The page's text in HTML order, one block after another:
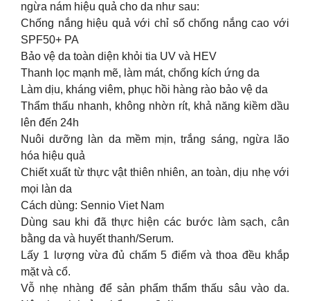
ngừa nám hiệu quả cho da như sau:
Chống nắng hiệu quả với chỉ số chống nắng cao với
SPF50+ PA
Bảo vệ da toàn diện khỏi tia UV và HEV
Thanh lọc mạnh mẽ, làm mát, chống kích ứng da
Làm dịu, kháng viêm, phục hồi hàng rào bảo vệ da
Thẩm thấu nhanh, không nhờn rít, khả năng kiềm dầu
lên đến 24h
Nuôi dưỡng làn da mềm mịn, trắng sáng, ngừa lão
hóa hiệu quả
Chiết xuất từ thực vật thiên nhiên, an toàn, dịu nhẹ với
mọi làn da
Cách dùng: Sennio Viet Nam
Dùng sau khi đã thực hiện các bước làm sạch, cân
bằng da và huyết thanh/Serum.
Lấy 1 lượng vừa đủ chấm 5 điểm và thoa đều khắp
mặt và cổ.
Vỗ nhẹ nhàng để sản phẩm thẩm thấu sâu vào da.